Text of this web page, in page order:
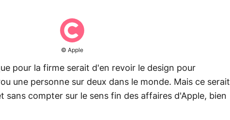
© Apple
pour la firme serait d'en revoir le design pour
une personne sur deux dans le monde. Mais ce serait
sans compter sur le sens fin des affaires d'Apple, bien